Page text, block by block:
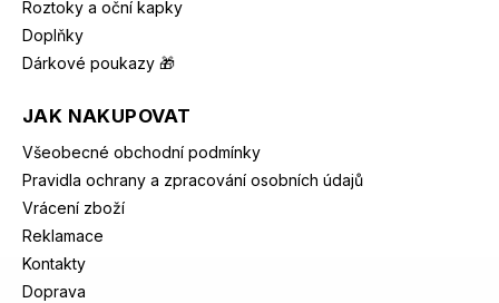
Roztoky a oční kapky
Doplňky
Dárkové poukazy 🎁
JAK NAKUPOVAT
Všeobecné obchodní podmínky
Pravidla ochrany a zpracování osobních údajů
Vrácení zboží
Reklamace
Kontakty
Doprava